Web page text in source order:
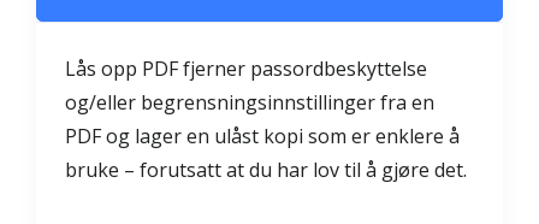
Lås opp PDF fjerner passordbeskyttelse
og/eller begrensningsinnstillinger fra en
PDF og lager en ulåst kopi som er enklere å
bruke – forutsatt at du har lov til å gjøre det.